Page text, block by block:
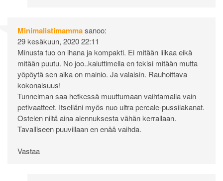
Minimalistimammasanoo:
29 kesäkuun, 2020 22:11
Minusta tuo on ihana ja kompakti. Ei mitään liikaa eikä
mitään puutu. No joo..kaiuttimella en tekisi mitään mutta
yöpöytä sen aika on mainio. Ja valaisin. Rauhoittava
kokonaisuus!
Tunnelman saa hetkessä muuttumaan vaihtamalla vain
petivaatteet. Itselläni myös nuo ultra percale-pussilakanat.
Ostelen niitä aina alennuksesta vähän kerrallaan.
Tavalliseen puuvillaan en enää vaihda.
Vastaa